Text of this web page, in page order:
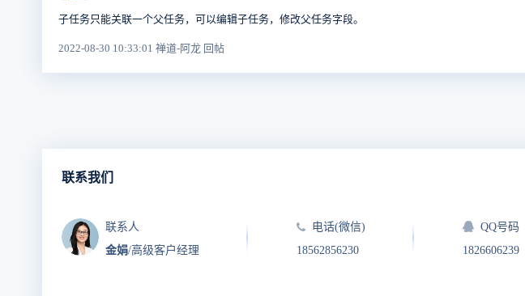
子任务只能关联一个父任务，可以编辑子任务，修改父任务字段。
2022-08-30 10:33:01 禅道-阿龙 回帖
联系我们
联系人
金娟/高级客户经理
电话(微信)
18562856230
QQ号码
1826606239